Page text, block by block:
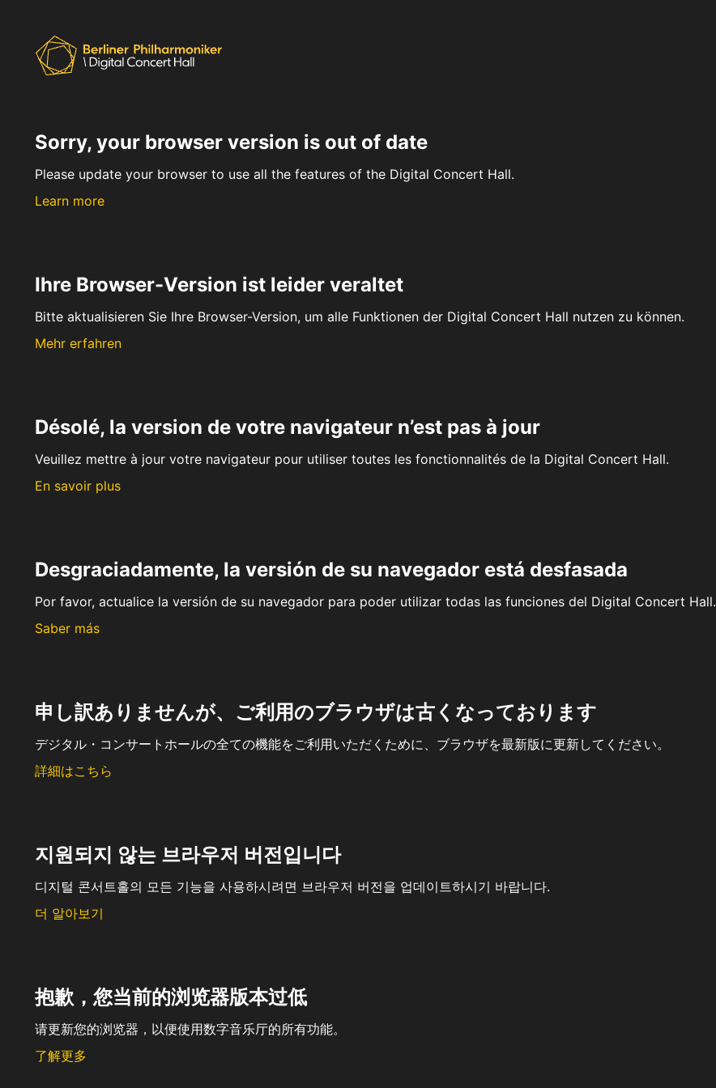
Sorry, your browser version is out of date
Please update your browser to use all the features of the Digital Concert Hall.
Learn more
Ihre Browser-Version ist leider veraltet
Bitte aktualisieren Sie Ihre Browser-Version, um alle Funktionen der Digital Concert Hall nutzen zu können.
Mehr erfahren
Désolé, la version de votre navigateur n’est pas à jour
Veuillez mettre à jour votre navigateur pour utiliser toutes les fonctionnalités de la Digital Concert Hall.
En savoir plus
Desgraciadamente, la versión de su navegador está desfasada
Por favor, actualice la versión de su navegador para poder utilizar todas las funciones del Digital Concert Hall.
Saber más
申し訳ありませんが、ご利用のブラウザは古くなっております
デジタル・コンサートホールの全ての機能をご利用いただくために、ブラウザを最新版に更新してください。
詳細はこちら
지원되지 않는 브라우저 버전입니다
디지털 콘서트홀의 모든 기능을 사용하시려면 브라우저 버전을 업데이트하시기 바랍니다.
더 알아보기
抱歉，您当前的浏览器版本过低
请更新您的浏览器，以便使用数字音乐厅的所有功能。
了解更多